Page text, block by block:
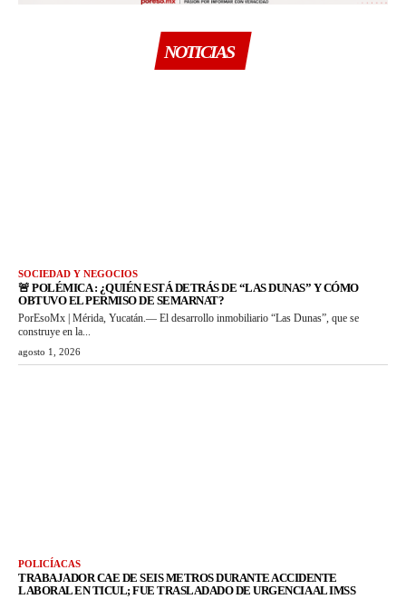
NOTICIAS
SOCIEDAD Y NEGOCIOS
🚨 POLÉMICA : ¿QUIÉN ESTÁ DETRÁS DE “LAS DUNAS” Y CÓMO
OBTUVO EL PERMISO DE SEMARNAT?
PorEsoMx | Mérida, Yucatán.— El desarrollo inmobiliario “Las Dunas”, que se
construye en la...
agosto 1, 2026
POLICÍACAS
TRABAJADOR CAE DE SEIS METROS DURANTE ACCIDENTE
LABORAL EN TICUL; FUE TRASLADADO DE URGENCIA AL IMSS